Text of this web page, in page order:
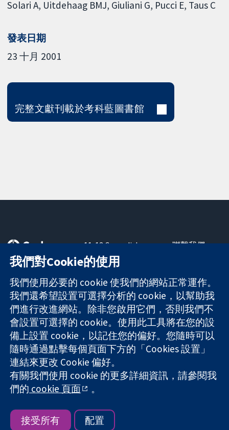
Solari A Uitdehaag BMJ Giuliani G Pucci E Taus C
發表日期
23 十月 2001
完整文獻刊載於考科藍圖書館
可信任實證
知情決定
更完善的健康照
護
11-13 Cavendish
Square
London
W1G 0AN
United Kingdom
聯繫我們
關於我們
工作機會
Cochrane
Library
The Cochrane Collaboration is a charity (no. 1045921) and a
company limited by guarantee (no. 03044323) registered in
England & Wales. VAT registration number GB 718 2127 49.
版權所有 © 2026 The Cochrane Collaboration
我們對Cookie的使用
我們使用必要的 cookie 使我們的網站正常運作。
我們還希望設置可選擇分析的 cookie，以幫助我
們進行改進網站。除非您啟用它們，否則我們不
會設置可選擇的 cookie。使用此工具將在您的設
備上設置 cookie，以記住您的偏好。您隨時可以
隨時通過點擊每個頁面下方的「Cookies 設置」
連結來更改 Cookie 偏好。
有關我們使用 cookie 的更多詳細資訊，請參閱我
們的 cookie 頁面 。
接受所有 配置